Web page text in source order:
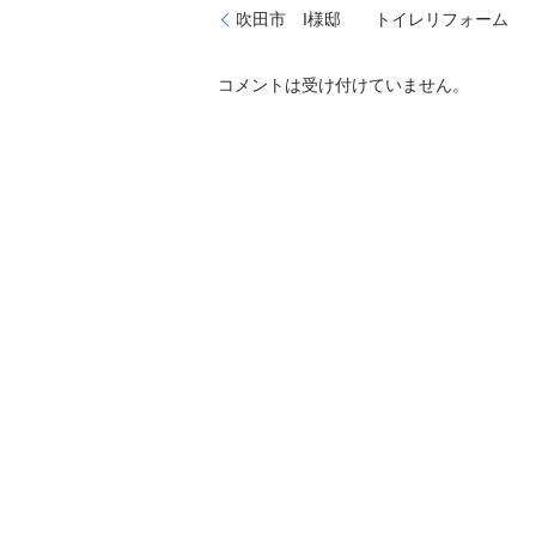
吹田市 I様邸 トイレリフォーム
コメントは受け付けていません。